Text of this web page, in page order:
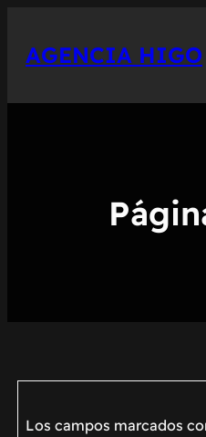
contenido
AGENCIA HIGO
Los campos marcados